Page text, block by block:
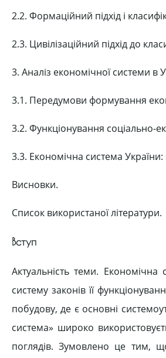
2.2. Формаційний підхід і
2.3. Цивілізаційний підхід до
3. Аналіз економічної системи в
3.1. Передумови формування
3.2. Функціонування соціально-
3.3. Економічна система
Висновки.
Список використаної літератури.
Вступ
Актуальність теми.
систему законів її
побудову, де є основні
система» широко
поглядів. Зумовлено це тим,